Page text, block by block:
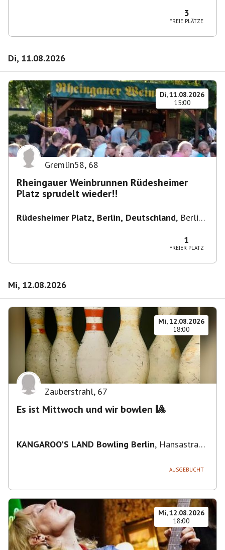
3
FREIE PLÄTZE
Di, 11.08.2026
Di, 11.08.2026
15:00
Gremlin58, 68
Rheingauer Weinbrunnen Rüdesheimer
Platz sprudelt wieder!!
Rüdesheimer Platz, Berlin, Deutschland, Berlin-
1
FREIER PLATZ
Mi, 12.08.2026
Mi, 12.08.2026
18:00
Zauberstrahl, 67
Es ist Mittwoch und wir bowlen 🎱
KANGAROO'S LAND Bowling Berlin, Hansastraße
AUSGEBUCHT
Mi, 12.08.2026
18:00